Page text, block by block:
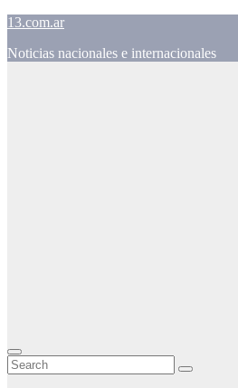
Skip
content
13.com.ar
Noticias nacionales e internacionales